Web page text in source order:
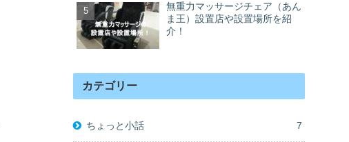
無重力マッサージチェア（あん
ま王）設置店や設置場所を紹
介！
カテゴリー
ちょっと小話 7